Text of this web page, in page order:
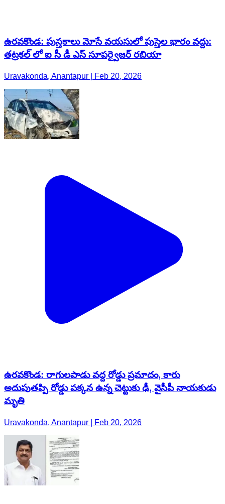
ఉరవకొండ: పుస్తకాలు మోసే వయసులో పుస్తెల భారం వద్దు:
తట్రకల్ లో ఐ సీ డీ ఎస్ సూపర్వైజర్ రబియా
Uravakonda, Anantapur | Feb 20, 2026
ఉరవకొండ: రాగులపాడు వద్ద రోడ్డు ప్రమాదం, కారు
అదుపుతప్పి రోడ్డు పక్కన ఉన్న చెట్టుకు ఢీ, వైసీపీ నాయకుడు
మృతి
Uravakonda, Anantapur | Feb 20, 2026